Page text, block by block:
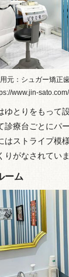
元：シュガー矯正
www.jin-
ゆとりをもって
診療台ごとにパ
はストライプ模
りがなされていま
ーム